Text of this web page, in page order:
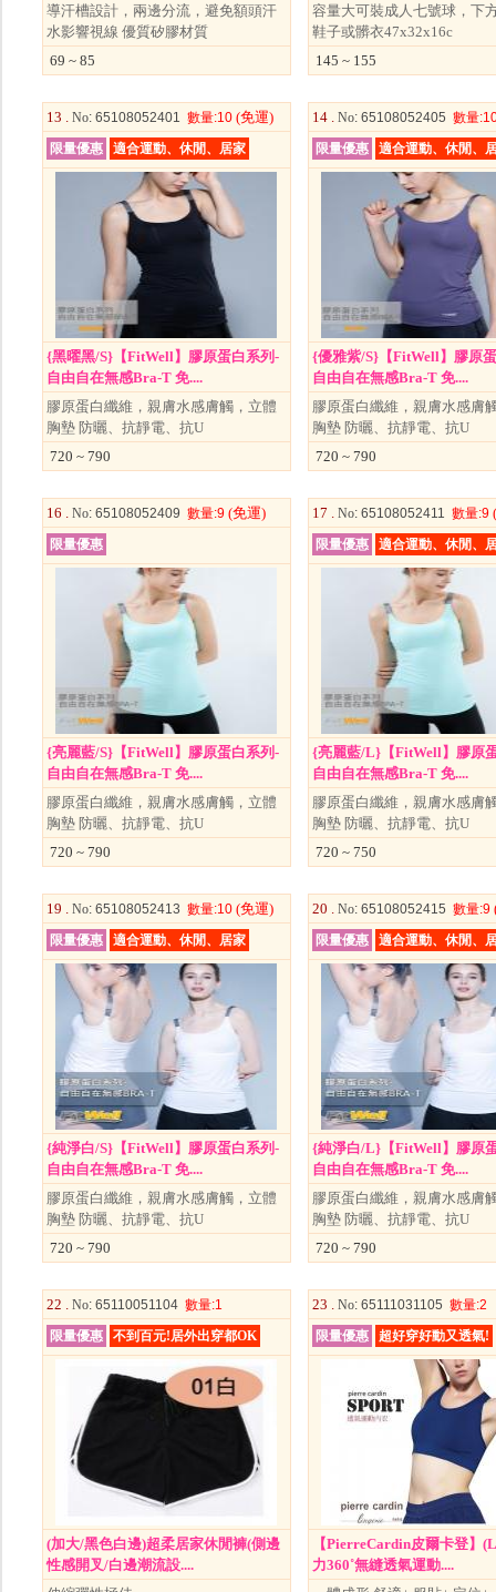
導汗槽設計，兩邊分流，避免額頭汗
水影響視線 優質矽膠材質
69 ~ 85
容量大可裝成人七號球，下
鞋子或髒衣47x32x16c
145 ~ 155
13 . No: 65108052401 數量:10(免運)
限量優惠 適合運動、休閒、居家
{黑曜黑/S}【FitWell】膠原蛋白系列-
自由自在無感Bra-T 免....
膠原蛋白纖維，親膚水感膚觸，立體
胸墊 防曬、抗靜電、抗U
720 ~ 790
14 . No: 65108052405 數量
限量優惠
適合運動、休閒、
{優雅紫/S}【FitWell】膠原
自由自在無感Bra-T 免....
膠原蛋白纖維，親膚水感膚
胸墊 防曬、抗靜電、抗U
720 ~ 790
16 . No: 65108052409 數量:9(免運)
限量優惠
{亮麗藍/S}【FitWell】膠原蛋白系列-
自由自在無感Bra-T 免....
膠原蛋白纖維，親膚水感膚觸，立體
胸墊 防曬、抗靜電、抗U
720 ~ 790
17 . No: 65108052411 數量:9
限量優惠 適合運動、休閒、
{亮麗藍/L}【FitWell】膠原
自由自在無感Bra-T 免....
膠原蛋白纖維，親膚水感膚
胸墊 防曬、抗靜電、抗U
720 ~ 750
19 . No: 65108052413 數量:10(免運)
限量優惠 適合運動、休閒、居家
{純淨白/S}【FitWell】膠原蛋白系列-
自由自在無感Bra-T 免....
膠原蛋白纖維，親膚水感膚觸，立體
胸墊 防曬、抗靜電、抗U
720 ~ 790
20 . No: 65108052415 數量:9
限量優惠 適合運動、休閒、
{純淨白/L}【FitWell】膠原
自由自在無感Bra-T 免....
膠原蛋白纖維，親膚水感膚
胸墊 防曬、抗靜電、抗U
720 ~ 790
22 . No: 65110051104 數量:1
限量優惠
不到百元!居外出穿都OK
(加大/黑色白邊)超柔居家休閒褲(側邊
性感開叉/白邊潮流設....
23 . No: 65111031105 數量:2
限量優惠
超好穿好動又透氣!
【PierreCardin皮爾卡登】
力360˚無縫透氣運動....